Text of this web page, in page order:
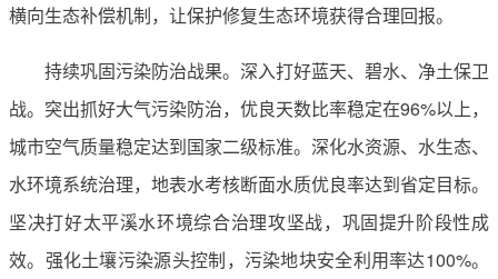
横向生态补偿机制，让保护修复生态环境获得合理回报。
持续巩固污染防治战果。深入打好蓝天、碧水、净土保卫
战。突出抓好大气污染防治，优良天数比率稳定在96%以上，
城市空气质量稳定达到国家二级标准。深化水资源、水生态、
水环境系统治理，地表水考核断面水质优良率达到省定目标。
坚决打好太平溪水环境综合治理攻坚战，巩固提升阶段性成
效。强化土壤污染源头控制，污染地块安全利用率达100%。